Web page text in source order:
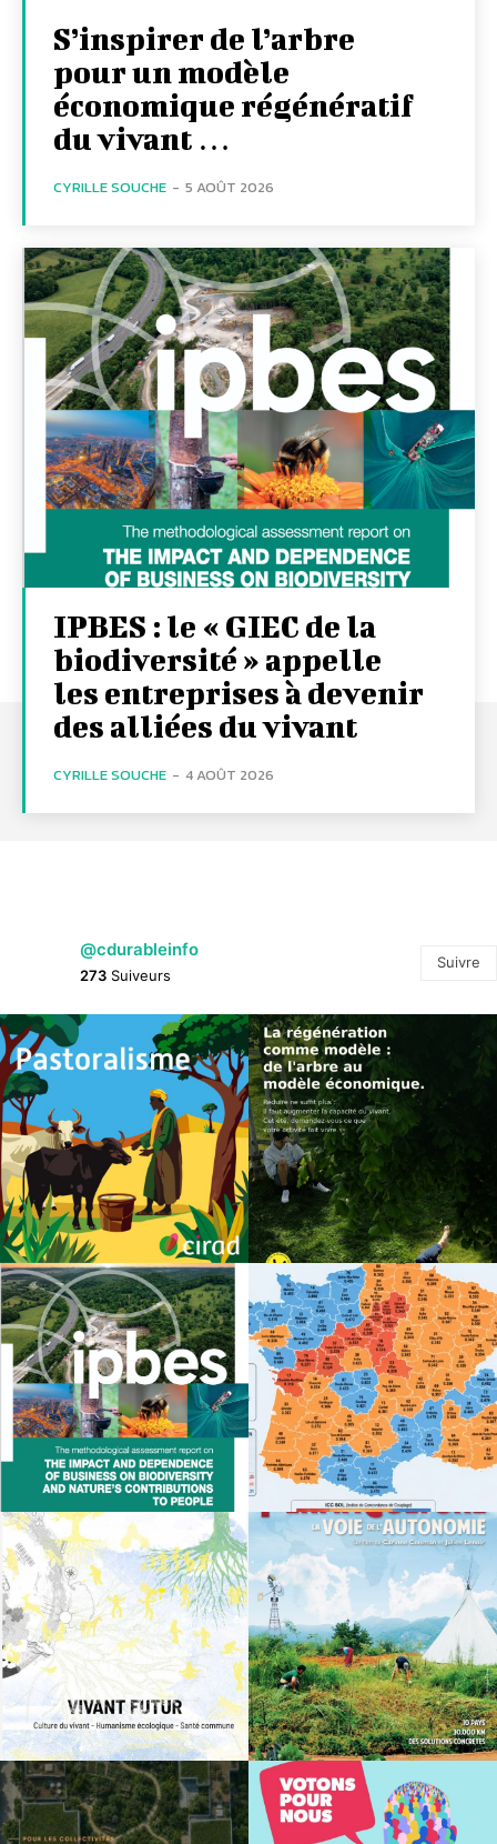
S’inspirer de l’arbre
pour un modèle
économique régénératif
du vivant …
CYRILLE SOUCHE - 5 AOÛT 2026
IPBES : le « GIEC de la
biodiversité » appelle
les entreprises à devenir
des alliées du vivant
CYRILLE SOUCHE - 4 AOÛT 2026
@cdurableinfo
273 Suiveurs
Suivre